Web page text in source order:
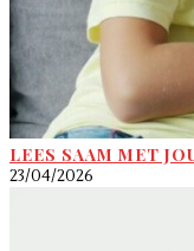
LEES SAAM MET
23/04/2026